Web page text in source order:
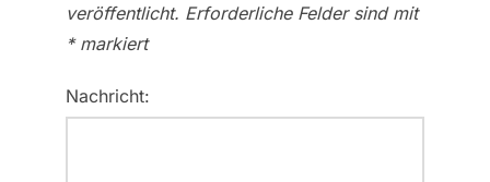
veröffentlicht. Erforderliche Felder sind mit
*markiert
Nachricht: